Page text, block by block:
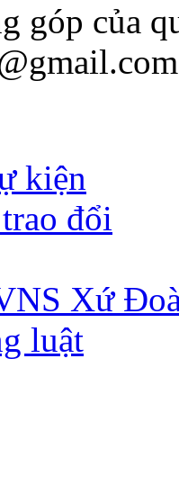
góp của
kiện
đổi
Xứ
luật